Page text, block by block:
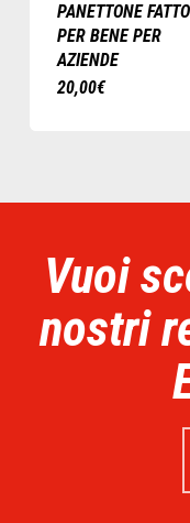
del
prodotto
PANETTONE FATTO
PER BENE PER
AZIENDE
20,00€
Vuoi
nostri